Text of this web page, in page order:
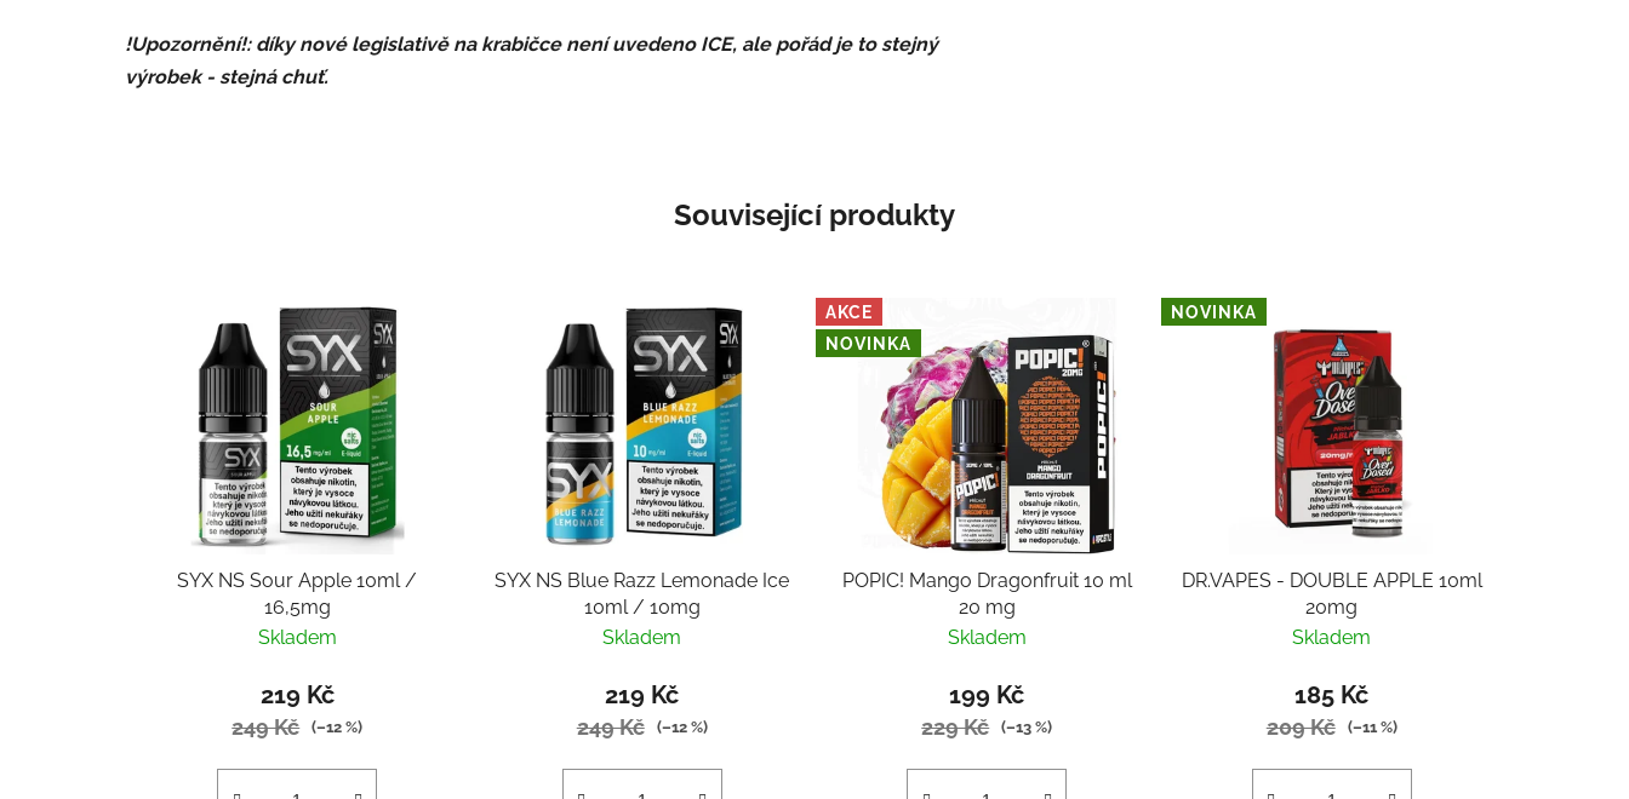
!Upozornění!: díky nové legislativě na krabičce není uvedeno ICE, ale pořád je to stejný
výrobek - stejná chuť.
Související produkty
SYX NS Sour Apple 10ml /
16,5mg
Skladem
219 Kč
249 Kč (–12 %)
SYX NS Blue Razz Lemonade Ice
10ml / 10mg
Skladem
219 Kč
249 Kč (–12 %)
AKCE
NOVINKA
POPIC! Mango Dragonfruit 10 ml
20 mg
Skladem
199 Kč
229 Kč (–13 %)
NOVINKA
DR.VAPES - DOUBLE APPLE 10ml
20mg
Skladem
185 Kč
209 Kč (–11 %)